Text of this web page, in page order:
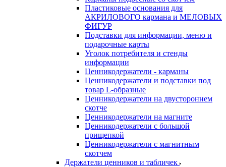
Пластиковые основания для
АКРИЛОВОГО кармана и МЕЛОВЫХ
ФИГУР
Подставки для информации, меню и
подарочные карты
Уголок потребителя и стенды
информации
Ценникодержатели - карманы
Ценникодержатели и подставки под
товар L-образные
Ценникодержатели на двустороннем
скотче
Ценникодержатели на магните
Ценникодержатели с большой
прищепкой
Ценникодержатели с магнитным
скотчем
Держатели ценников и табличек